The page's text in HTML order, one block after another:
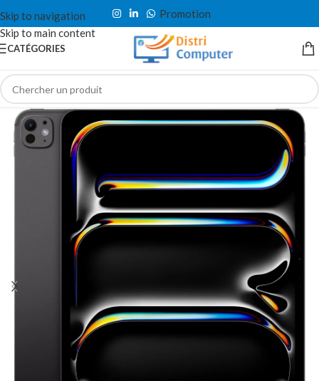
Skip to navigation
Skip to main content
Promotion
CATÉGORIES